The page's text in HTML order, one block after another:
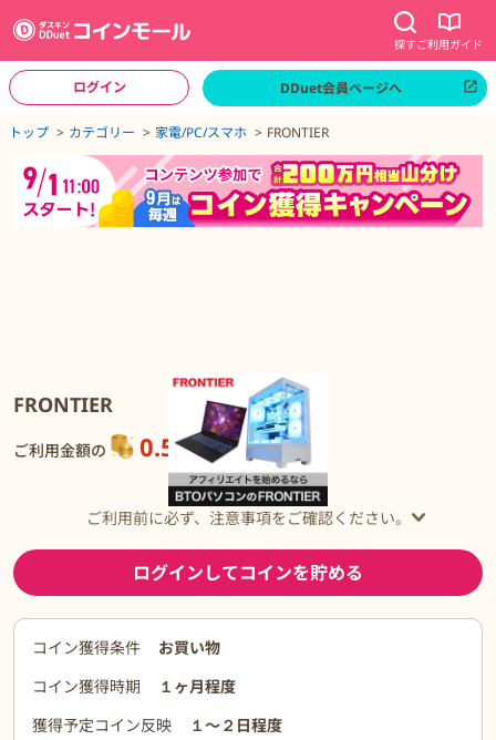
探すご利用ガイド
ログイン DDuet会員ページへ
トップ カテゴリー 家電/PC/スマホ FRONTIER
FRONTIER
ご利用金額の 0.5%還元
ご利用前に必ず、注意事項をご確認ください。
ログインしてコインを貯める
コイン獲得条件
お買い物
コイン獲得時期
１ヶ月程度
獲得予定コイン反映
１〜２日程度
ジトップへ